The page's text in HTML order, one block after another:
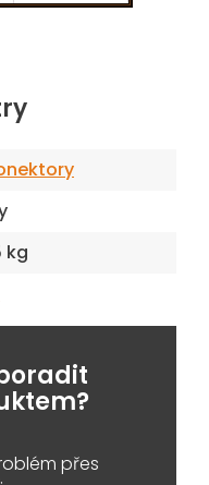
kg
přes